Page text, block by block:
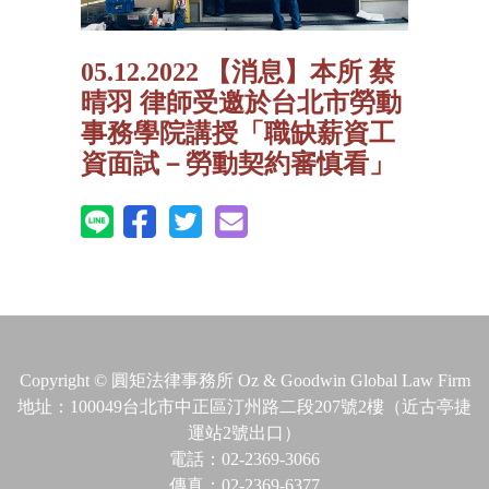
05.12.2022 【消息】本所 蔡
晴羽 律師受邀於台北市勞動
事務學院講授「職缺薪資工
資面試－勞動契約審慎看」
Copyright © 圓矩法律事務所 Oz & Goodwin Global Law Firm
地址：100049台北市中正區汀州路二段207號2樓（近古亭捷
運站2號出口）
電話：02-2369-3066
傳真：02-2369-6377